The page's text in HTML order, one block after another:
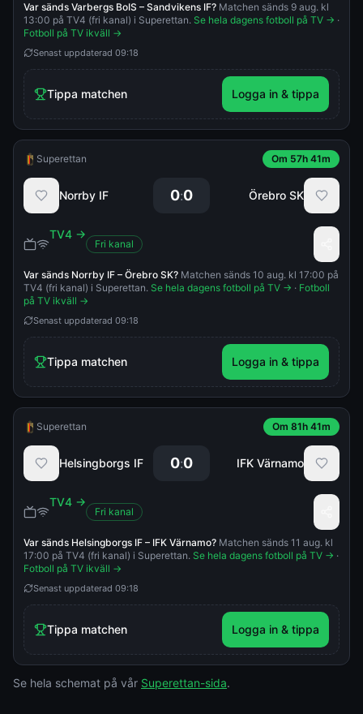
Var sänds Varbergs BoIS – Sandvikens IF? Matchen sänds 9 aug. kl
13:00 på TV4 (fri kanal) i Superettan. Se hela dagens fotboll på TV → ·
Fotboll på TV ikväll →
Senast uppdaterad 09:18
Tippa matchen Logga in & tippa
Superettan Om 57h 41m
Norrby IF 0:0 Örebro SK
TV4 →
Fri kanal
Var sänds Norrby IF – Örebro SK? Matchen sänds 10 aug. kl 17:00 på
TV4 (fri kanal) i Superettan. Se hela dagens fotboll på TV → · Fotboll
på TV ikväll →
Senast uppdaterad 09:18
Tippa matchen Logga in & tippa
Superettan Om 81h 41m
Helsingborgs IF 0:0 IFK Värnamo
TV4 →
Fri kanal
Var sänds Helsingborgs IF – IFK Värnamo? Matchen sänds 11 aug. kl
17:00 på TV4 (fri kanal) i Superettan. Se hela dagens fotboll på TV → ·
Fotboll på TV ikväll →
Senast uppdaterad 09:18
Tippa matchen Logga in & tippa
Se hela schemat på vår Superettan-sida.